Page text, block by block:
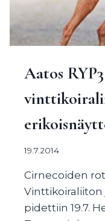
Aatos
19.7.2014
Cirnecoiden
Vinttikoiraliiton
pidettiin 19.7.